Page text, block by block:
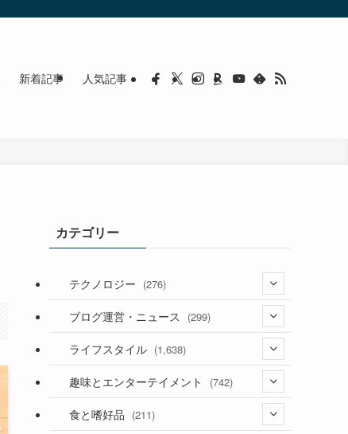
新着記事 人気記事
カテゴリー
テクノロジー (276)
(36)
(187)
(53)
ブログ運営・ニュース (299)
(118)
(181)
ライフスタイル (1,638)
(394)
(282)
趣味とエンターテイメント (742)
(56)
食と嗜好品 (211)